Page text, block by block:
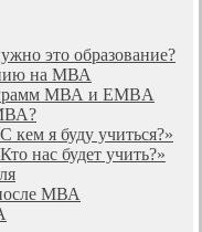
это образование?
на МВА
МВА и EMBA
я буду учиться?»
нас будет учить?»
МВА